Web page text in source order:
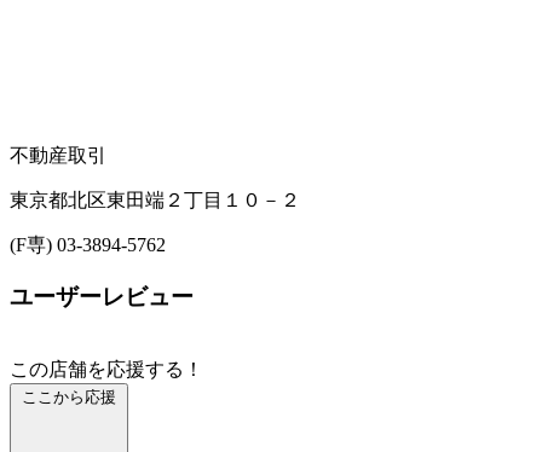
不動産取引
東京都北区東田端２丁目１０－２
(F専) 03-3894-5762
ユーザーレビュー
この店舗を応援する！
ここから応援